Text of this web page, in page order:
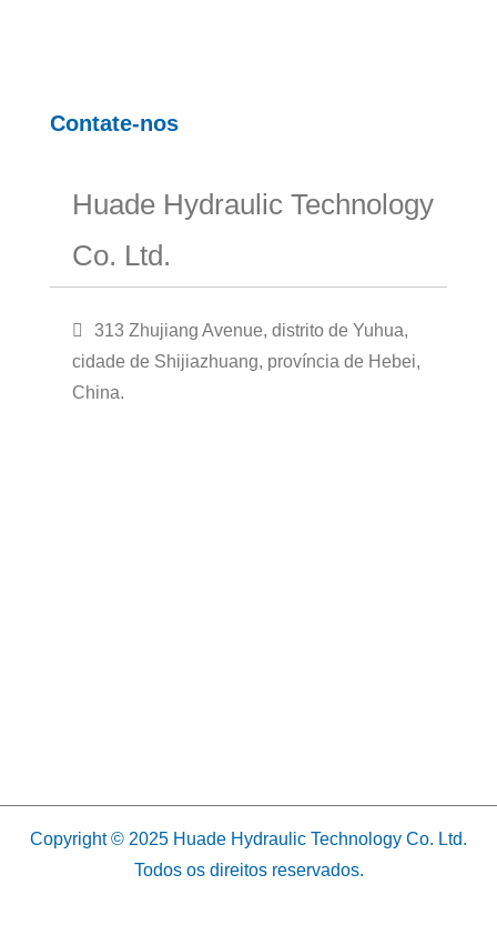
Contate-nos
Huade Hydraulic Technology
Co. Ltd.
313 Zhujiang Avenue, distrito de Yuhua,
cidade de Shijiazhuang, província de Hebei,
China.
Copyright © 2025 Huade Hydraulic Technology Co. Ltd.
Todos os direitos reservados.